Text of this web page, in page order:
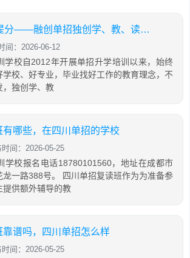
27年单招稳步提分——融创单招独创学、教、读、背、练、考六位一体教学模式
间：2026-06-12
学校自2012年开展单招升学培训以来，始终
学校、好专业，毕业找好工作的教育理念，不
，独创学、教
有哪些，在四川单招的学校
时间：2026-05-25
学校报名电话18780101560，地址在成都市
龙一路388号。 四川单招复读班作为为准备参
提供额外辅导的教
靠谱吗，四川单招怎么样
时间：2026-05-25